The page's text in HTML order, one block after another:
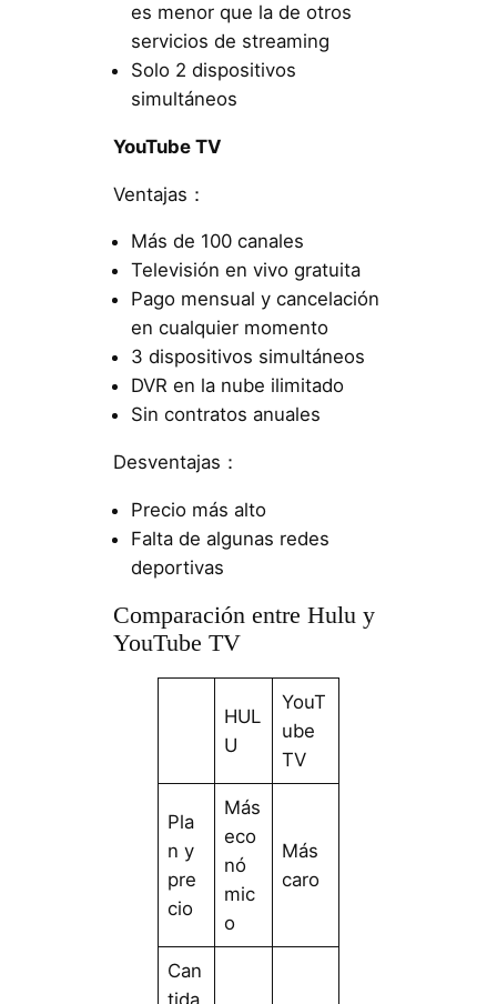
es menor que la de otros
servicios de streaming
Solo 2 dispositivos
simultáneos
YouTube TV
Ventajas：
Más de 100 canales
Televisión en vivo gratuita
Pago mensual y cancelación
en cualquier momento
3 dispositivos simultáneos
DVR en la nube ilimitado
Sin contratos anuales
Desventajas：
Precio más alto
Falta de algunas redes
deportivas
Comparación entre Hulu y
YouTube TV
HUL
U
YouT
ube
TV
Pla
n y
pre
cio
Más
eco
nó
mic
o
Más
caro
Can
tida